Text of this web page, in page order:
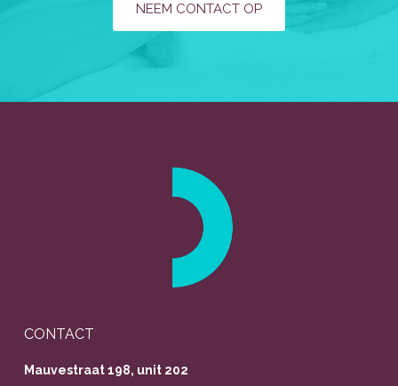
NEEM CONTACT OP
CONTACT
Mauvestraat 198, unit 202